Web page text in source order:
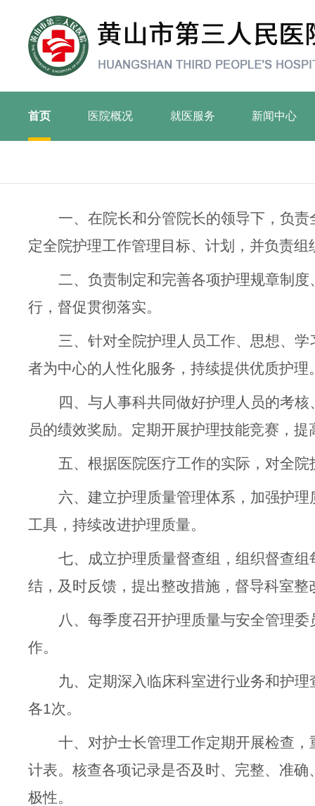
首页 医院概况 就医服务 新闻中心
一、在院长和分管院长的领导下，负
定全院护理工作管理目标、计划，并负责组
二、负责制定和完善各项护理规章制
行，督促贯彻落实。
三、针对全院护理人员工作、思想、
者为中心的人性化服务， 持续提供优质护理
四、与人事科共同做好护理人员的考
员的绩效奖励。定期开展护理技能竞赛，
五、根据医院医疗工作的实际，对全
六、 建立护理质量管理体系，加强护
工具，持续改进护理质量。
七、成立护理质量督查组，组织督查组
结，及时反馈，提出整改措施，督导科室整
八、每季度召开护理质量与安全管理
作。
九、定期深入临床科室进行业务和护
各1次。
十、对护士长管理工作定期开展检查
计表。核查各项记录是否及时、完整、准
极性。